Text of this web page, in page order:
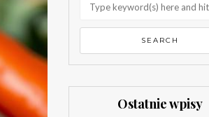
Ostatnie wpisy